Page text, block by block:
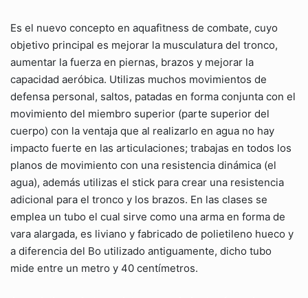
Es el nuevo concepto en aquafitness de combate, cuyo
objetivo principal es mejorar la musculatura del tronco,
aumentar la fuerza en piernas, brazos y mejorar la
capacidad aeróbica. Utilizas muchos movimientos de
defensa personal, saltos, patadas en forma conjunta con el
movimiento del miembro superior (parte superior del
cuerpo) con la ventaja que al realizarlo en agua no hay
impacto fuerte en las articulaciones; trabajas en todos los
planos de movimiento con una resistencia dinámica (el
agua), además utilizas el stick para crear una resistencia
adicional para el tronco y los brazos. En las clases se
emplea un tubo el cual sirve como una arma en forma de
vara alargada, es liviano y fabricado de polietileno hueco y
a diferencia del Bo utilizado antiguamente, dicho tubo
mide entre un metro y 40 centímetros.